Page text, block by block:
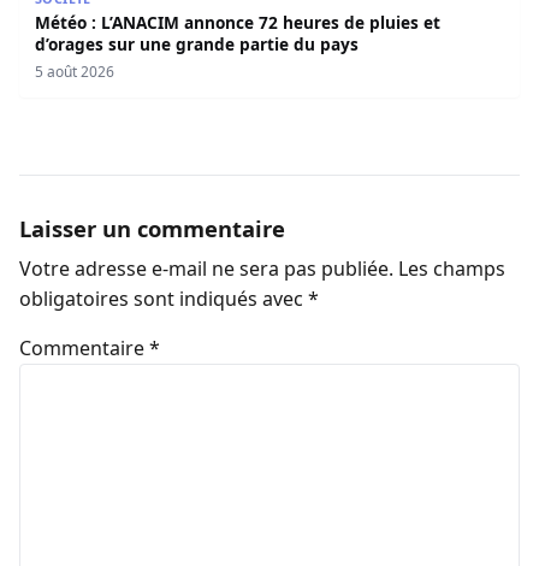
Météo : L’ANACIM annonce 72 heures de pluies et
d’orages sur une grande partie du pays
5 août 2026
Laisser un commentaire
Votre adresse e-mail ne sera pas publiée. Les champs
obligatoires sont indiqués avec *
Commentaire*